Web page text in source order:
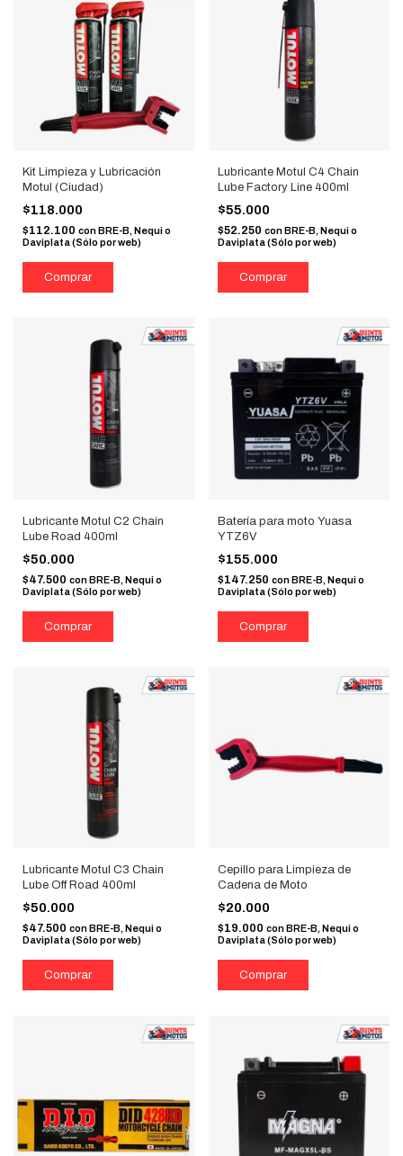
Kit Limpieza y Lubricación
Motul (Ciudad)
$118.000
$112.100 con BRE-B, Nequi o
Daviplata (Sólo por web)
Lubricante Motul C4 Chain
Lube Factory Line 400ml
$55.000
$52.250 con BRE-B, Nequi o
Daviplata (Sólo por web)
Lubricante Motul C2 Chain
Lube Road 400ml
$50.000
$47.500 conBRE-B, Nequi o
Daviplata (Sólo por web)
Batería para moto Yuasa
YTZ6V
$155.000
$147.250 con BRE-B, Nequi o
Daviplata (Sólo por web)
Lubricante Motul C3 Chain
Lube Off Road 400ml
$50.000
$47.500 con BRE-B, Nequi o
Daviplata (Sólo por web)
Cepillo para Limpieza de
Cadena de Moto
$20.000
$19.000 con BRE-B, Nequi o
Daviplata (Sólo por web)